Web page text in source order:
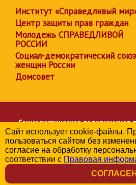
Институт «Справедливый
Центр защиты прав граждан
Молодежь СПРАВЕДЛИВОЙ
РОССИИ
Социал-демократический союз
женщин России
Домсовет
Социалистическая политическая
РОССИЯ
Региональное отделение
© 2006-2026
Политика в отношении
Сайт использует cookie-файлы.
пользоваться сайтом без
согласие на обработку
соответствии с Правовая
СОГЛАСЕН